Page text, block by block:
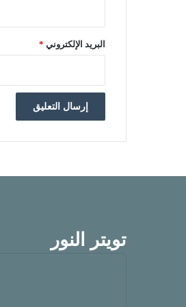
البريد الإلكتروني *
تويتر النور